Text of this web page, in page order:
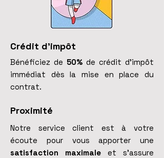
Crédit d'impôt
Bénéficiez de 50% de crédit d'impôt
immédiat dès la mise en place du
contrat.
Proximité
Notre service client est à votre
écoute pour vous apporter une
satisfaction maximale et s'assure